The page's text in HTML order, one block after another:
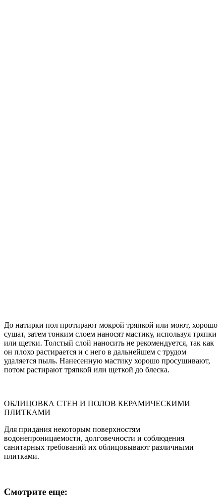
До натирки пол протирают мокрой тряпкой или моют, хорошо
сушат, затем тонким слоем наносят мастику, используя тряпки
или щетки. Толстый слой наносить не рекомендуется, так как
он плохо растирается и с него в дальнейшем с трудом
удаляется пыль. Нанесенную мастику хорошо просушивают,
потом растирают тряпкой или щеткой до блеска.
ОБЛИЦОВКА СТЕН И ПОЛОВ КЕРАМИЧЕСКИМИ
ПЛИТКАМИ
Для придания некоторым поверхностям
водонепроницаемости, долговечности и соблюдения
санитарных требований их облицовывают различными
плитками.
Смотрите еще: